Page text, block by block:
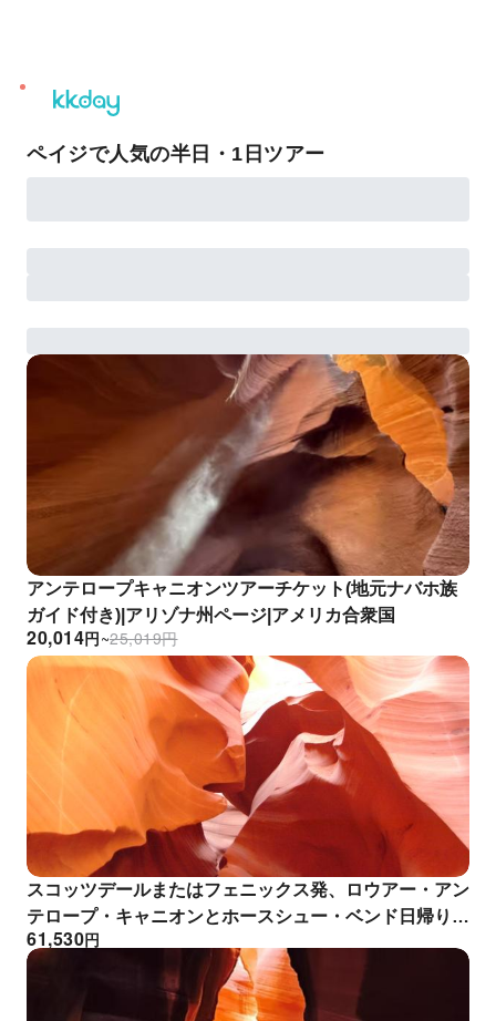
unread
notifications
ペイジで人気の半日・1日ツアー
アンテロープキャニオンツアーチケット(地元ナバホ族
ガイド付き)|アリゾナ州ページ|アメリカ合衆国
円
20,014 ~ 円
25,019
スコッツデールまたはフェニックス発、ロウアー・アン
テロープ・キャニオンとホースシュー・ベンド日帰りツ
アー | アメリカ
円
61,530